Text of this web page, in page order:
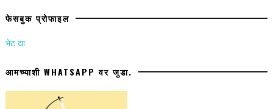
फेसबुक प्रोफाइल
भेट द्या
आमच्याशी WHATSAPP वर जुडा.